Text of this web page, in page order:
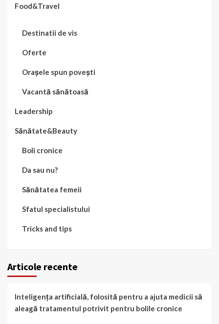
Food&Travel
Destinatii de vis
Oferte
Orașele spun povești
Vacantă sănătoasă
Leadership
Sănătate&Beauty
Boli cronice
Da sau nu?
Sănătatea femeii
Sfatul specialistului
Tricks and tips
Articole recente
Inteligența artificială, folosită pentru a ajuta medicii să
aleagă tratamentul potrivit pentru bolile cronice